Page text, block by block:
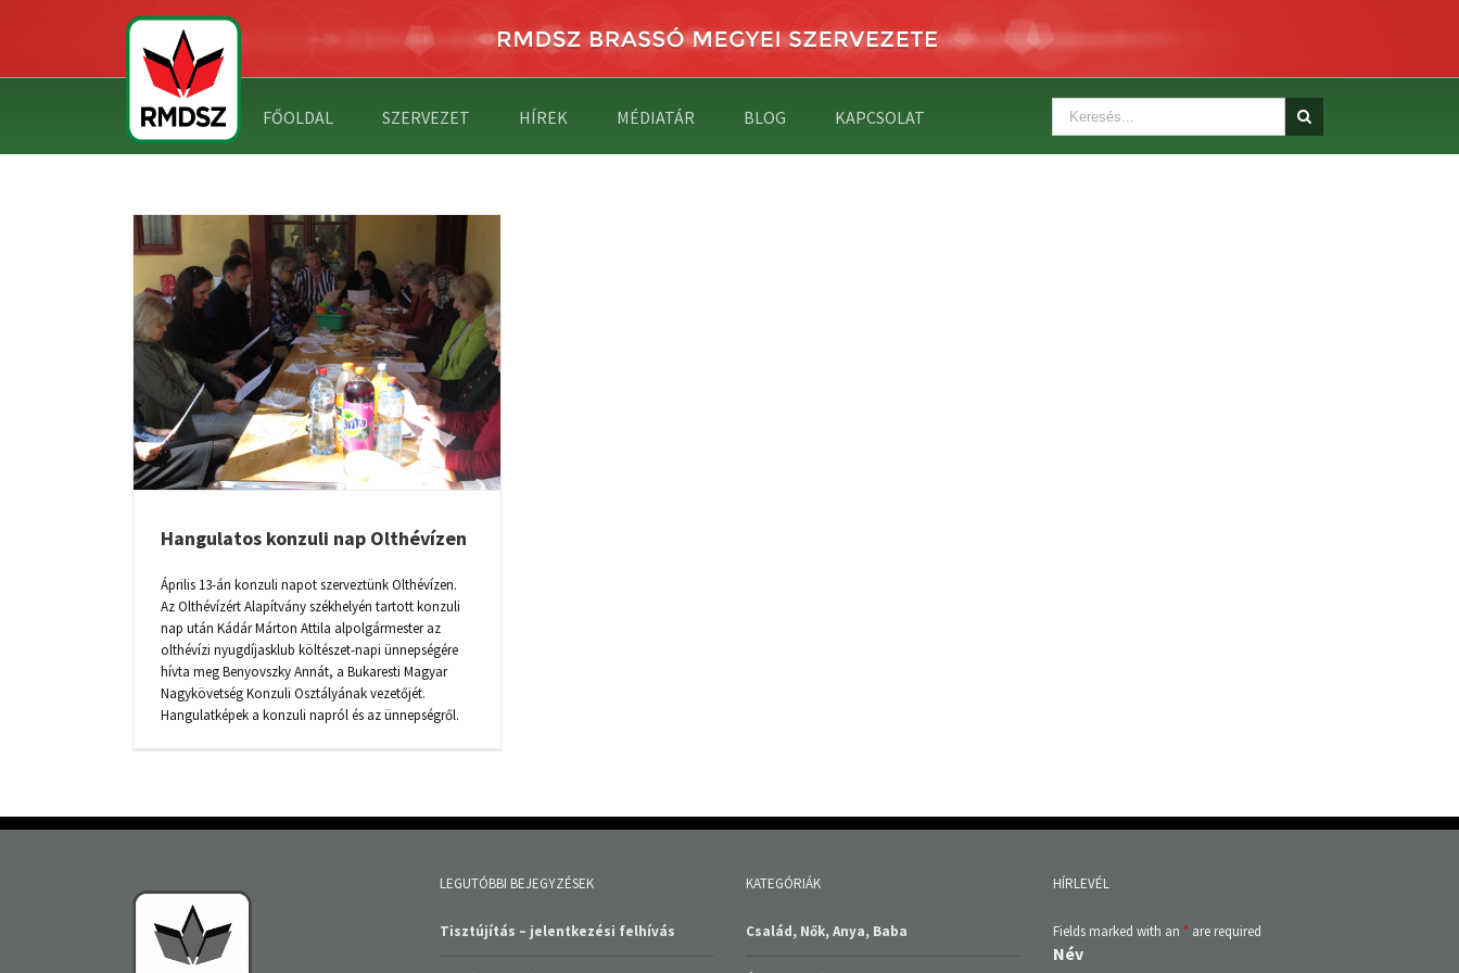
FŐOLDAL SZERVEZET HÍREK MÉDIATÁR BLOG KAPCSOLAT
Hangulatos konzuli nap Olthévízen
Április 13-án konzuli napot szerveztünk Olthévízen.
Az Olthévízért Alapítvány székhelyén tartott konzuli
nap után Kádár Márton Attila alpolgármester az
olthévízi nyugdíjasklub költészet-napi ünnepségére
hívta meg Benyovszky Annát, a Bukaresti Magyar
Nagykövetség Konzuli Osztályának vezetőjét.
Hangulatképek a konzuli napról és az ünnepségről.
LEGUTÓBBI BEJEGYZÉSEK
Tisztújítás – jelentkezési felhívás
KATEGÓRIÁK
Család, Nők, Anya, Baba
HÍRLEVÉL
Fields marked with an *are required
Név